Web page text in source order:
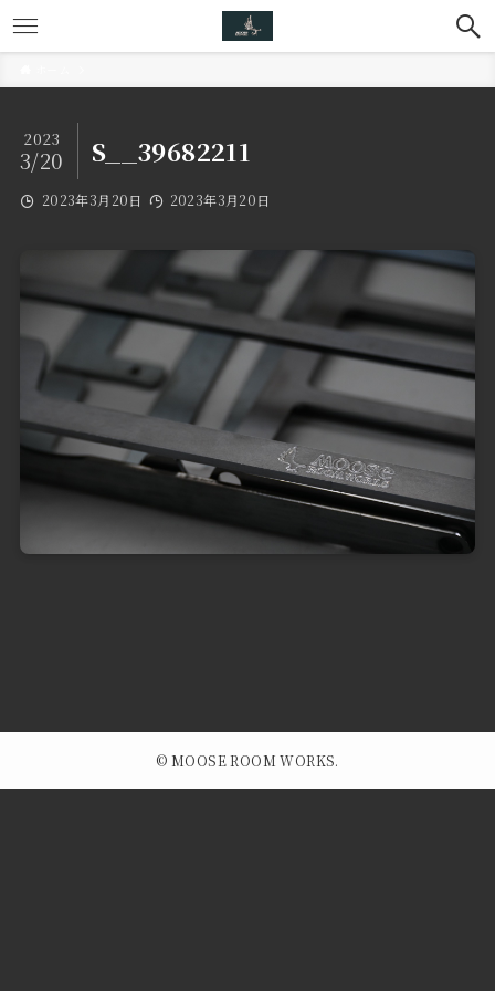
S__39682211
2023
3/20
2023年3月20日 2023年3月20日
© MOOSE ROOM WORKS.